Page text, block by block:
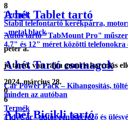
A hét Tablet tartó
Autós tartó "TabMount Pro"
4.7" és 12" méret közötti telefonokra
A hét Tartó csomagok
Car Power Pack – Kihangosítás,
minden az autóban
A hét Bicikli tartó
8
Termék
Stabil telefontartó kerékpárra,
- metal black
peter a.
jó tartó, van rajta gumi is karcolás
2024. március 28.
0
6
Termék
TidyCar - autós rendszerező és